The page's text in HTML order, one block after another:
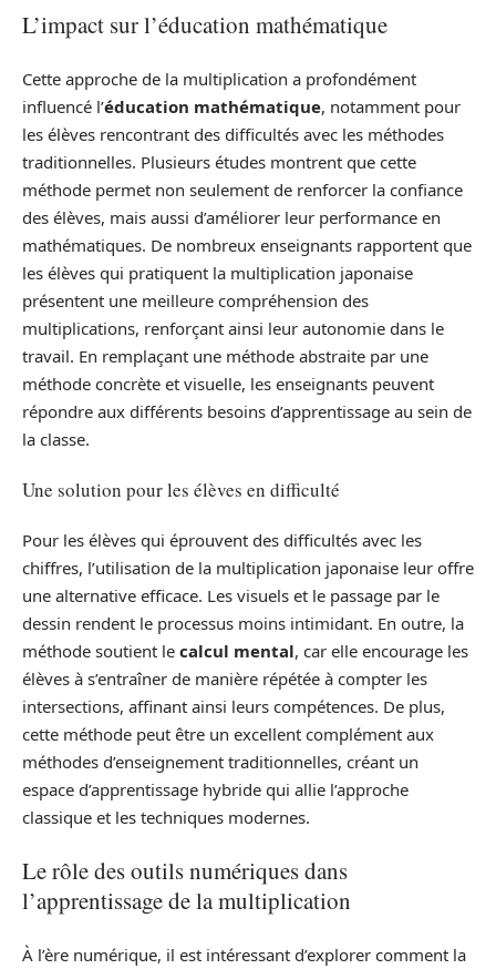
L’impact sur l’éducation mathématique
Cette approche de la multiplication a profondément
influencé l’éducation mathématique, notamment pour
les élèves rencontrant des difficultés avec les méthodes
traditionnelles. Plusieurs études montrent que cette
méthode permet non seulement de renforcer la confiance
des élèves, mais aussi d’améliorer leur performance en
mathématiques. De nombreux enseignants rapportent que
les élèves qui pratiquent la multiplication japonaise
présentent une meilleure compréhension des
multiplications, renforçant ainsi leur autonomie dans le
travail. En remplaçant une méthode abstraite par une
méthode concrète et visuelle, les enseignants peuvent
répondre aux différents besoins d’apprentissage au sein de
la classe.
Une solution pour les élèves en difficulté
Pour les élèves qui éprouvent des difficultés avec les
chiffres, l’utilisation de la multiplication japonaise leur offre
une alternative efficace. Les visuels et le passage par le
dessin rendent le processus moins intimidant. En outre, la
méthode soutient le calcul mental, car elle encourage les
élèves à s’entraîner de manière répétée à compter les
intersections, affinant ainsi leurs compétences. De plus,
cette méthode peut être un excellent complément aux
méthodes d’enseignement traditionnelles, créant un
espace d’apprentissage hybride qui allie l’approche
classique et les techniques modernes.
Le rôle des outils numériques dans
l’apprentissage de la multiplication
À l’ère numérique, il est intéressant d’explorer comment la